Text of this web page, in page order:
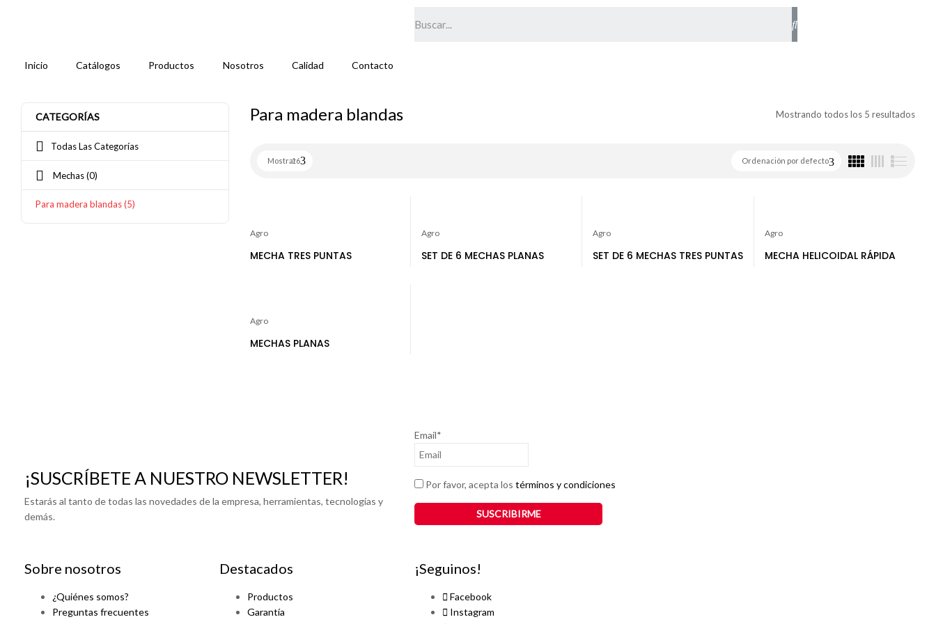
Inicio Catálogos Productos Nosotros Calidad Contacto
CATEGORÍAS
Todas Las Categorías
Mechas(0)
Para madera blandas(5)
Para madera blandas Mostrando todos los 5 resultados
Ordenación por defecto
Mostrar16
Agro
MECHA TRES PUNTAS
Agro
SET DE 6 MECHAS PLANAS
Agro
SET DE 6 MECHAS TRES PUNTAS
Agro
MECHA HELICOIDAL RÁPIDA
Agro
MECHAS PLANAS
¡SUSCRÍBETE A NUESTRO NEWSLETTER!
Estarás al tanto de todas las novedades de la empresa, herramientas, tecnologías y
demás.
Email*
Por favor, acepta los términos y condiciones
Sobre nosotros
¿Quiénes somos?
Preguntas frecuentes
Destacados
Productos
Garantía
¡Seguinos!
Facebook
Instagram